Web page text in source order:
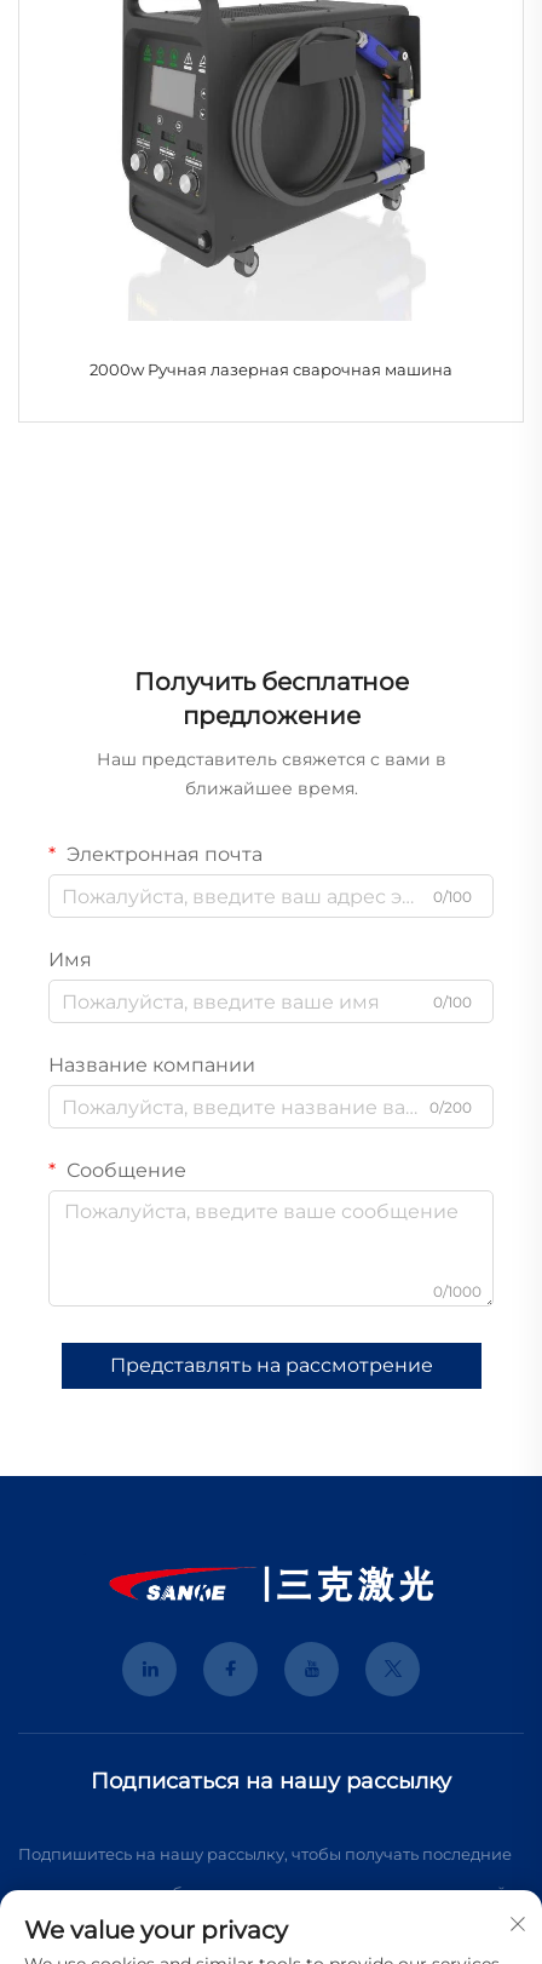
2000w Ручная лазерная сварочная машина
Получить бесплатное
предложение
Наш представитель свяжется с вами в
ближайшее время.
Электронная почта
0/100
Имя
0/100
Название компании
0/200
Сообщение
0/1000
Представлять на рассмотрение
Подписаться на нашу рассылку
Подпишитесь на нашу рассылку, чтобы получать последние
новости отрасли, обновления и экспертные мнения нашей
команды.
We value your privacy